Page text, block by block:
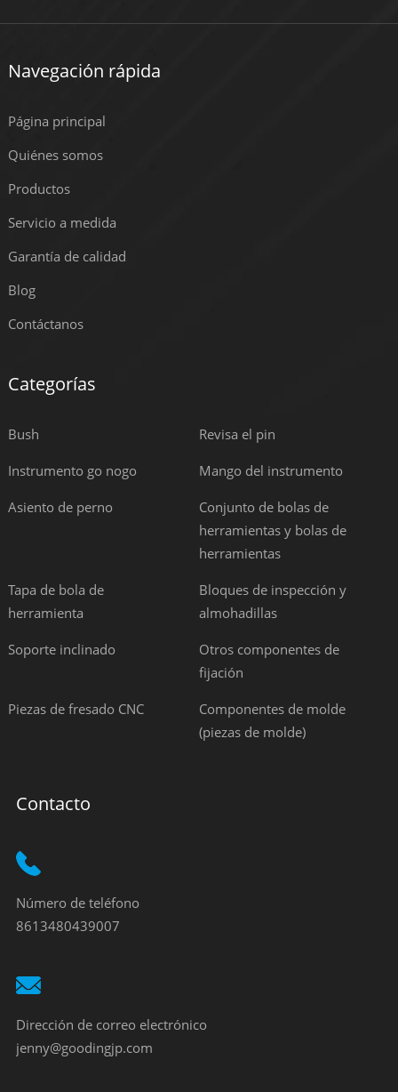
Navegación rápida
Página principal
Quiénes somos
Productos
Servicio a medida
Garantía de calidad
Blog
Contáctanos
Categorías
Bush Revisa el pin
Instrumento go nogo Mango del instrumento
Asiento de perno
Conjunto de bolas de
herramientas y bolas de
herramientas
Tapa de bola de
herramienta
Bloques de inspección y
almohadillas
Soporte inclinado
Otros componentes de
fijación
Piezas de fresado CNC
Componentes de molde
(piezas de molde)
Contacto
Número de teléfono
8613480439007
Dirección de correo electrónico
jenny@goodingjp.com